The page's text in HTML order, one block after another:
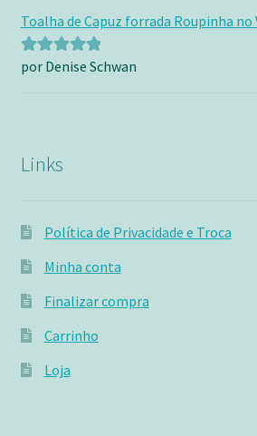
Toalha de Capuz forrada Roupinha no
Avaliação5
por Denise Schwan
Links
Política de Privacidade e Troca
Minha conta
Finalizar compra
Carrinho
Loja